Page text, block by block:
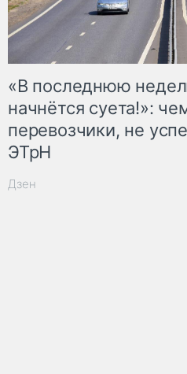
«В последнюю
начнётся суета!»:
перевозчики, не
ЭТрН
Дзен